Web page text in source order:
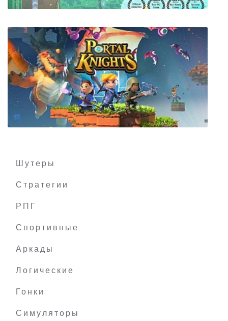
Evan's Remains
Шутеры
Стратегии
РПГ
Спортивные
Аркады
Логические
Гонки
Симуляторы